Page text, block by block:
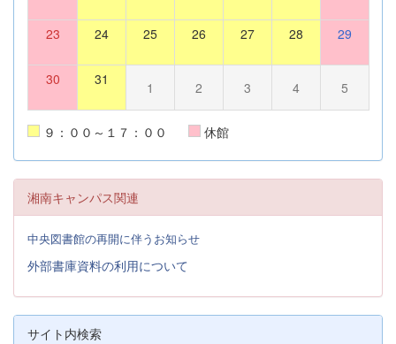
23 24 25 26 27 28 29
30 31 1 2 3 4 5
９：００～１７：００ 休館
湘南キャンパス関連
中央図書館の再開に伴うお知らせ
外部書庫資料の利用について
サイト内検索